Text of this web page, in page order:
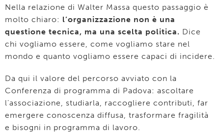
Nella relazione di Walter Massa questo passaggio è
molto chiaro: l’organizzazione non è una
questione tecnica, ma una scelta politica. Dice
chi vogliamo essere, come vogliamo stare nel
mondo e quanto vogliamo essere capaci di incidere.
Da qui il valore del percorso avviato con la
Conferenza di programma di Padova: ascoltare
l’associazione, studiarla, raccogliere contributi, far
emergere conoscenza diffusa, trasformare fragilità
e bisogni in programma di lavoro.